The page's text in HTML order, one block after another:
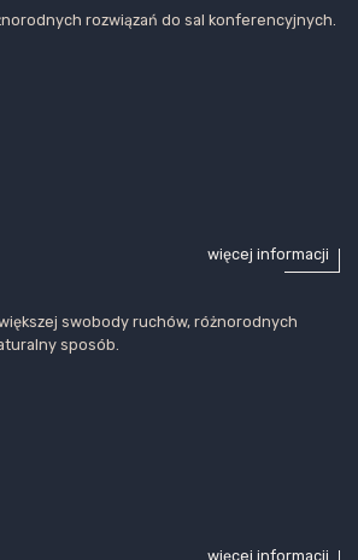
rozwiązań do sal konferencyjnych.
więcej informacji
swobody ruchów, różnorodnych
sposób.
więcej informacji